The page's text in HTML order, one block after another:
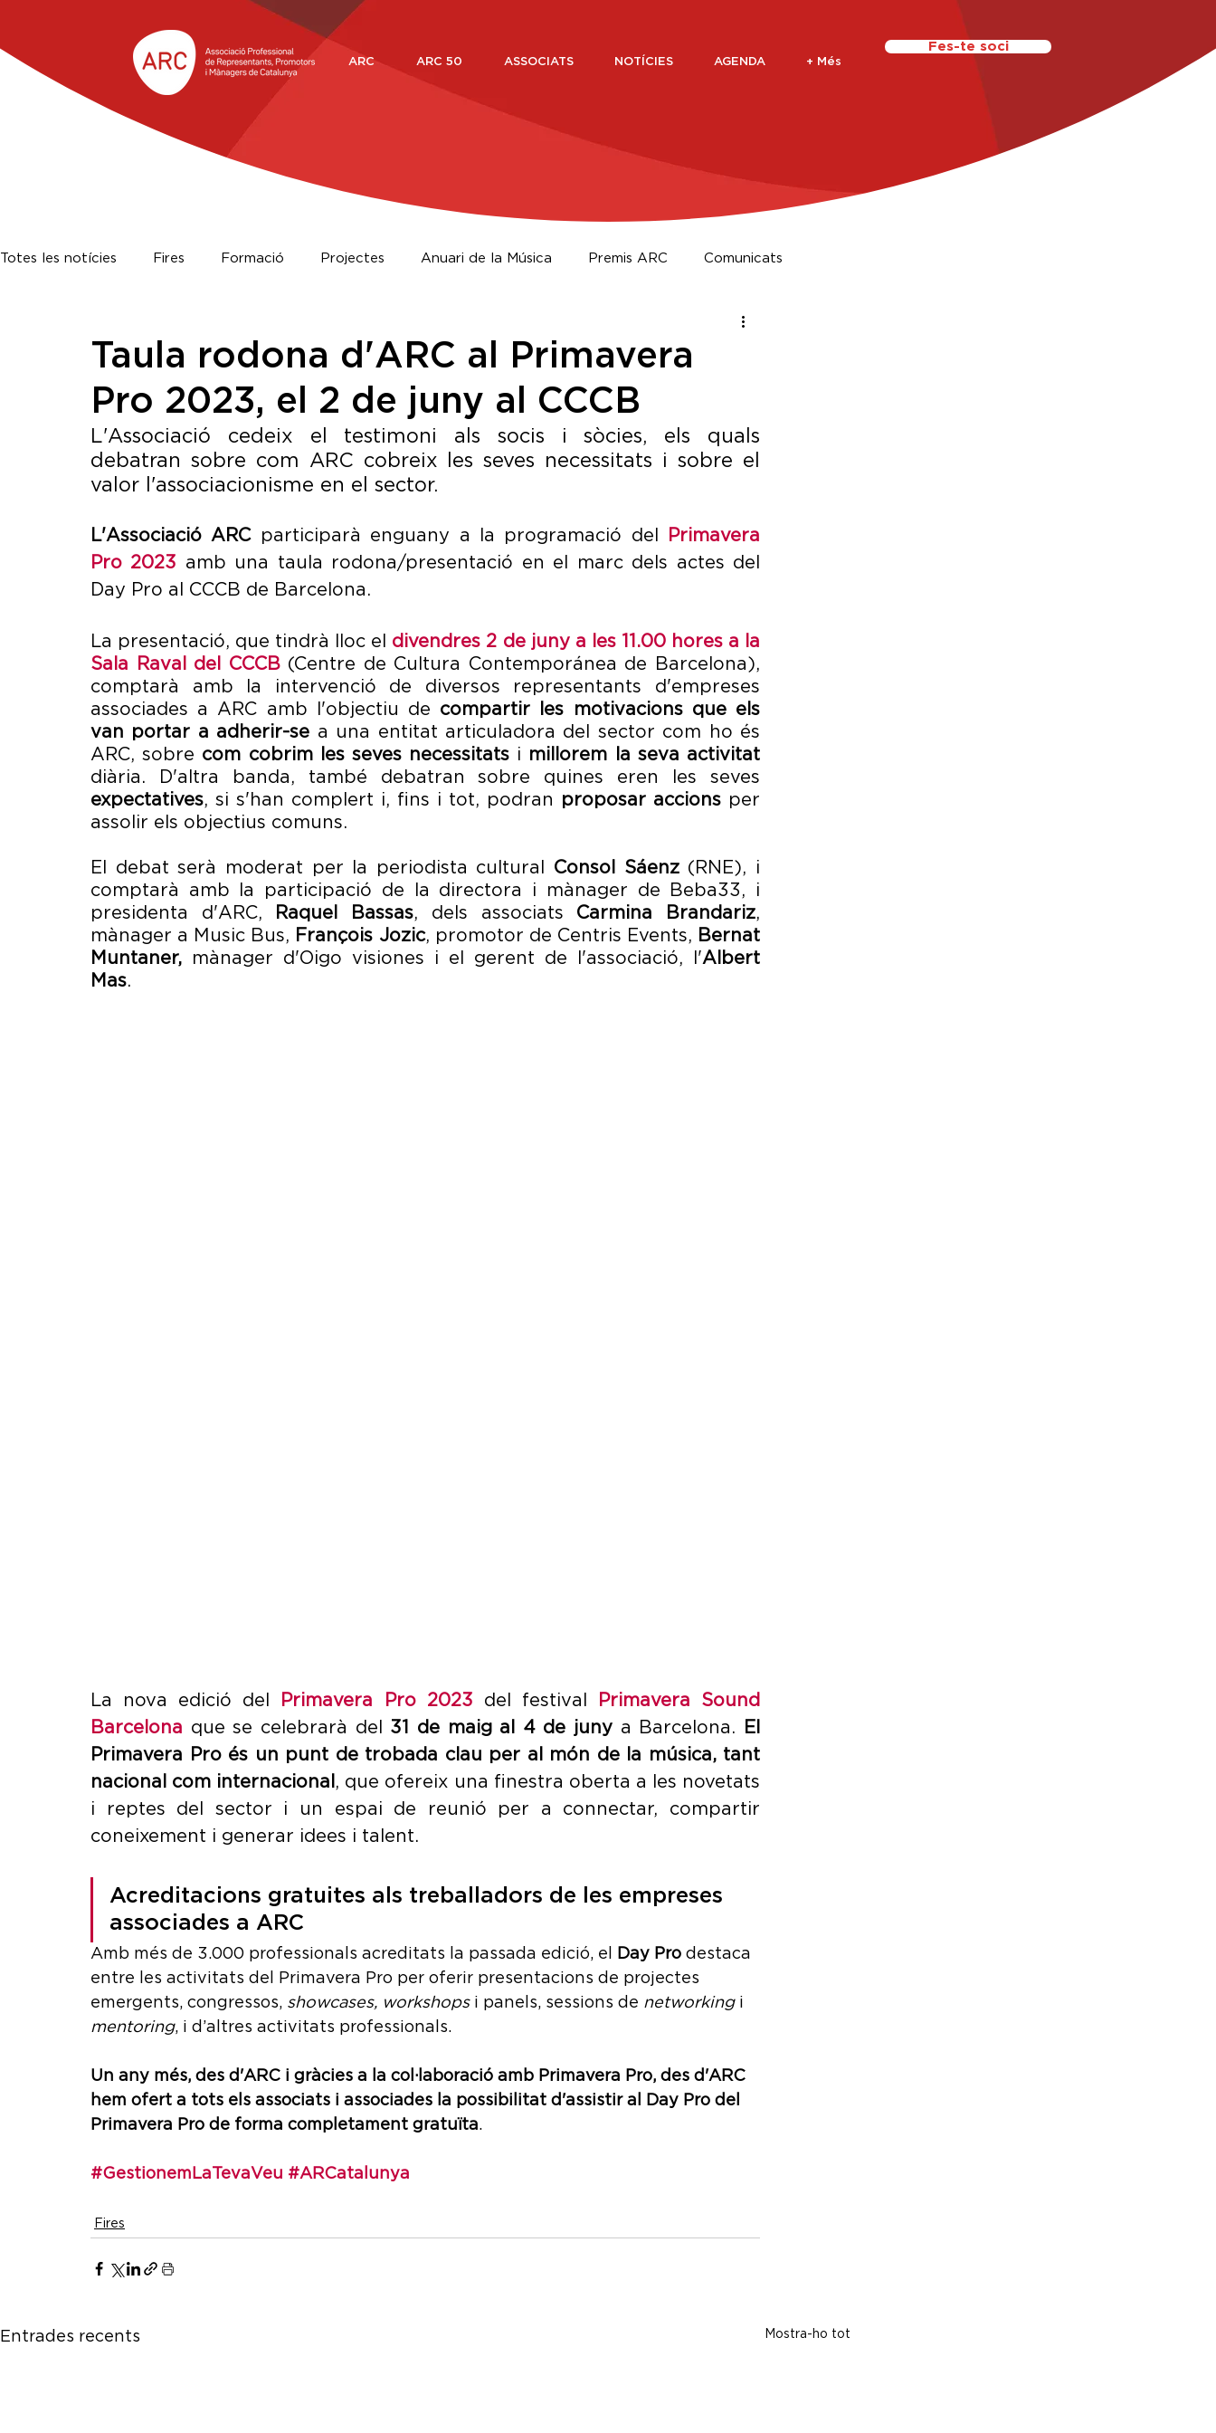
ARC ARC 50 ASSOCIATS NOTÍCIES AGENDA + Més
Fes-te soci
Totes les notícies Fires Formació Projectes Anuari de la Música Premis ARC Comunicats
Taula rodona d'ARC al Primavera
Pro 2023, el 2 de juny al CCCB
L'Associació cedeix el testimoni als socis i sòcies, els quals
debatran sobre com ARC cobreix les seves necessitats i sobre el
valor l'associacionisme en el sector.
L'Associació ARC participarà enguany a la programació del
Primavera
Pro 2023 amb una taula rodona/presentació en el marc dels actes del
Day Pro al CCCB de Barcelona.
La presentació, que tindrà lloc el divendres 2 de juny a les 11.00 hores a la
Sala Raval del CCCB (Centre de Cultura Contemporánea de Barcelona),
comptarà amb la intervenció de diversos representants d'empreses
associades a ARC amb l'objectiu de compartir les motivacions que els
van portar a adherir-se a una entitat articuladora del sector com ho és
ARC, sobre com cobrim les seves necessitats i millorem la seva activitat
expectatives, si s'han complert i, fins i tot, podran proposar accions per
assolir els objectius comuns.
El debat serà moderat per la periodista cultural Consol Sáenz (RNE), i
comptarà amb la participació de la directora i mànager de Beba33, i
presidenta d'ARC,
Raquel Bassas, dels associats Carmina Brandariz,
mànager a Music Bus, François Jozic, promotor de Centris Events, Bernat
Muntaner, mànager d'Oigo visiones i el gerent de l'associació, l'Albert
Mas.
La nova edició del Primavera Pro 2023 del festival
Primavera Sound
Barcelona que se celebrarà del 31 de maig al 4 de juny a Barcelona.
El
Primavera Pro és un punt de trobada clau per al món de la música, tant
nacional com internacional , que ofereix una finestra oberta a les novetats
i reptes del sector i un espai de reunió per a connectar, compartir
coneixement i generar idees i talent.
Acreditacions gratuites als treballadors de les empreses
associades a ARC
Amb més de 3.000 professionals acreditats la passada edició, el Day Pro destaca
entre les activitats del Primavera Pro per oferir presentacions de projectes
emergents, congressos, showcases, workshops i panels, sessions de networking i
mentoring, i d’altres activitats professionals.
Un any més, des d'ARC i gràcies a la col·laboració amb Primavera Pro, des d'ARC
hem ofert a tots els associats i associades la possibilitat d'assistir al Day Pro del
Primavera Pro de forma completament gratuïta.
#GestionemLaTevaVeu #ARCatalunya
Fires
Entrades recents Mostra-ho tot